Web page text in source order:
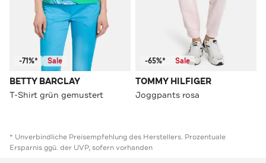
-71%* Sale
BETTY BARCLAY
T-Shirt grün gemustert
-65%* Sale
TOMMY HILFIGER
Joggpants rosa
* Unverbindliche Preisempfehlung des Herstellers. Prozentuale
Ersparnis ggü. der UVP, sofern vorhanden